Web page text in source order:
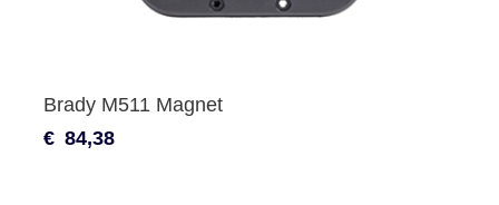
Brady M511 Magnet
€ 84,38